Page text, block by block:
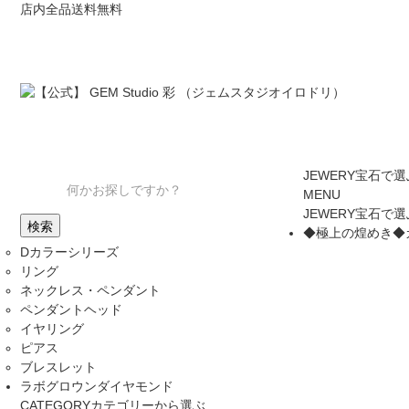
店内全品送料無料
JEWERY宝石で選
MENU
JEWERY宝石で選
◆極上の煌めき◆
Dカラーシリーズ
リング
ネックレス・ペンダント
ペンダントヘッド
イヤリング
ピアス
ブレスレット
ラボグロウンダイヤモンド
CATEGORYカテゴリーから選ぶ